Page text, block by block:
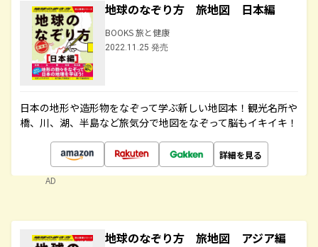
地球のなぞり方 旅地図 日本編
BOOKS 旅と健康
2022.11.25 発売
日本の地形や造形物をなぞって学ぶ新しい地図本！観光名所や
橋、川、湖、半島など旅気分で地図をなぞって脳もイキイキ！
詳細を見る
AD
地球のなぞり方 旅地図 アジア編